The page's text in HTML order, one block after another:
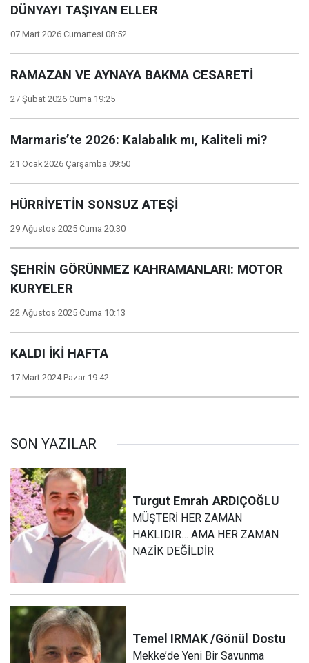
DÜNYAYI TAŞIYAN ELLER
07 Mart 2026 Cumartesi 08:52
RAMAZAN VE AYNAYA BAKMA CESARETİ
27 Şubat 2026 Cuma 19:25
Marmaris’te 2026: Kalabalık mı, Kaliteli mi?
21 Ocak 2026 Çarşamba 09:50
HÜRRİYETİN SONSUZ ATEŞİ
29 Ağustos 2025 Cuma 20:30
ŞEHRİN GÖRÜNMEZ KAHRAMANLARI: MOTOR
KURYELER
22 Ağustos 2025 Cuma 10:13
KALDI İKİ HAFTA
17 Mart 2024 Pazar 19:42
SON YAZILAR
Turgut Emrah ARDIÇOĞLU
MÜŞTERİ HER ZAMAN
HAKLIDIR… AMA HER ZAMAN
NAZİK DEĞİLDİR
Temel IRMAK /Gönül Dostu
Mekke’de Yeni Bir Savunma